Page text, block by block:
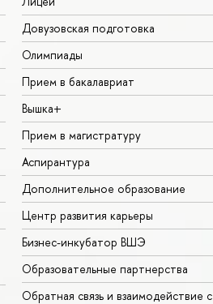
Довузовская подготовка
Олимпиады
Прием в бакалавриат
Вышка+
Прием в магистратуру
Аспирантура
Дополнительное образование
Центр развития карьеры
Бизнес-инкубатор ВШЭ
Образовательные партнерства
Обратная связь и взаимодействие с